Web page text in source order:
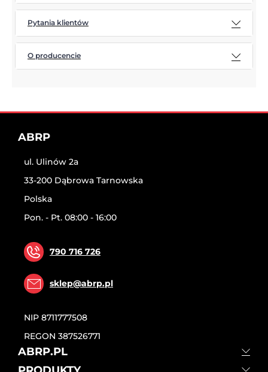
Pytania klientów
O producencie
ABRP
ul. Ulinów 2a
33-200 Dąbrowa Tarnowska
Polska
Pon. - Pt. 08:00 - 16:00
790 716 726
sklep@abrp.pl
NIP 8711777508
REGON 387526771
ABRP.PL